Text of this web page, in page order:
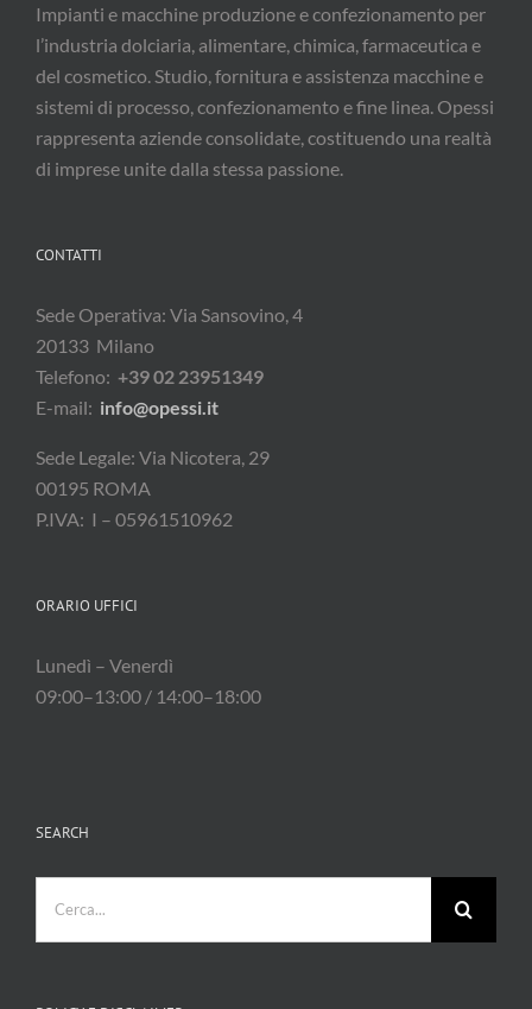
Impianti e macchine produzione e confezionamento per
l’industria dolciaria, alimentare, chimica, farmaceutica e
del cosmetico. Studio, fornitura e assistenza macchine e
sistemi di processo, confezionamento e fine linea. Opessi
rappresenta aziende consolidate, costituendo una realtà
di imprese unite dalla stessa passione.
CONTATTI
Sede Operativa: Via Sansovino, 4
20133 Milano
Telefono: +39 02 23951349
E-mail: info@opessi.it
Sede Legale: Via Nicotera, 29
00195 ROMA
P.IVA: I – 05961510962
ORARIO UFFICI
Lunedì – Venerdì
09:00–13:00 / 14:00–18:00
SEARCH
per: